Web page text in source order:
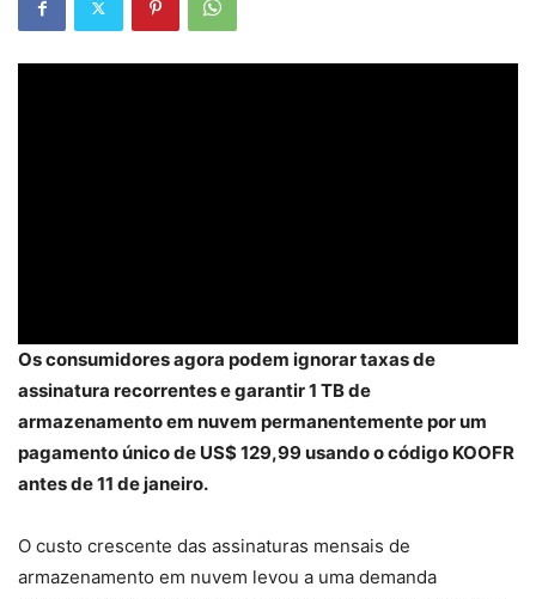
Os consumidores agora podem ignorar taxas de
assinatura recorrentes e garantir 1 TB de
armazenamento em nuvem permanentemente por um
pagamento único de US$ 129,99 usando o código KOOFR
antes de 11 de janeiro.
O custo crescente das assinaturas mensais de
armazenamento em nuvem levou a uma demanda